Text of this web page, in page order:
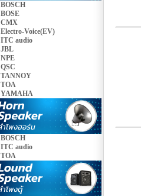
BOSCH
BOSE
CMX
Electro-Voice(EV)
ITC audio
JBL
NPE
QSC
TANNOY
TOA
YAMAHA
BOSCH
ITC audio
TOA